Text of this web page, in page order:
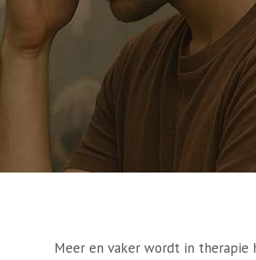
Meer en vaker wordt in therapie